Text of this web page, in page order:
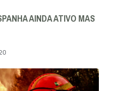
AINDA ATIVO MAS